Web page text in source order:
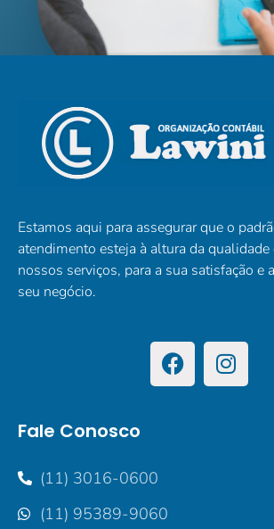
Estamos aqui para assegurar que o
atendimento esteja à altura da qualidade
nossos serviços, para a sua satisfação e
seu negócio.
Fale Conosco
(11) 3016-0600
(11) 95389-9060